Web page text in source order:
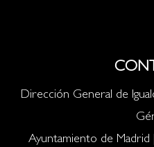
Dirección General de
Ayuntamiento de Madrid